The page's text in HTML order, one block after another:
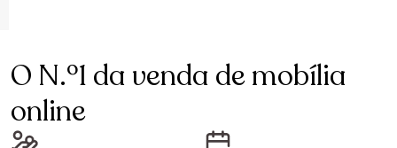
O N.º1 da venda de mobília
online